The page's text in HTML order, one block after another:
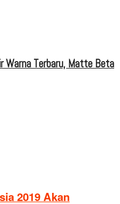
Warna Terbaru, Matte Beta
2019 Akan